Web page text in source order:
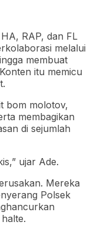
RAP, dan FL
melalui
membuat
itu memicu
bom molotov,
membagikan
di sejumlah
ujar Ade.
Mereka
Polsek